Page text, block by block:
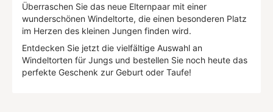
Überraschen Sie das neue Elternpaar mit einer
wunderschönen Windeltorte, die einen besonderen Platz
im Herzen des kleinen Jungen finden wird.
Entdecken Sie jetzt die vielfältige Auswahl an
Windeltorten für Jungs und bestellen Sie noch heute das
perfekte Geschenk zur Geburt oder Taufe!